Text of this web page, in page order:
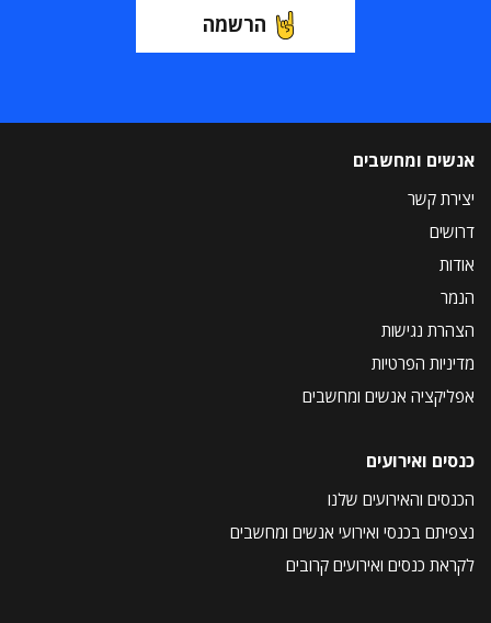
הרשמה
אנשים ומחשבים
יצירת קשר
דרושים
אודות
הנמר
הצהרת נגישות
מדיניות הפרטיות
אפליקציה אנשים ומחשבים
כנסים ואירועים
הכנסים והאירועים שלנו
נצפיתם בכנסי ואירועי אנשים ומחשבים
לקראת כנסים ואירועים קרובים